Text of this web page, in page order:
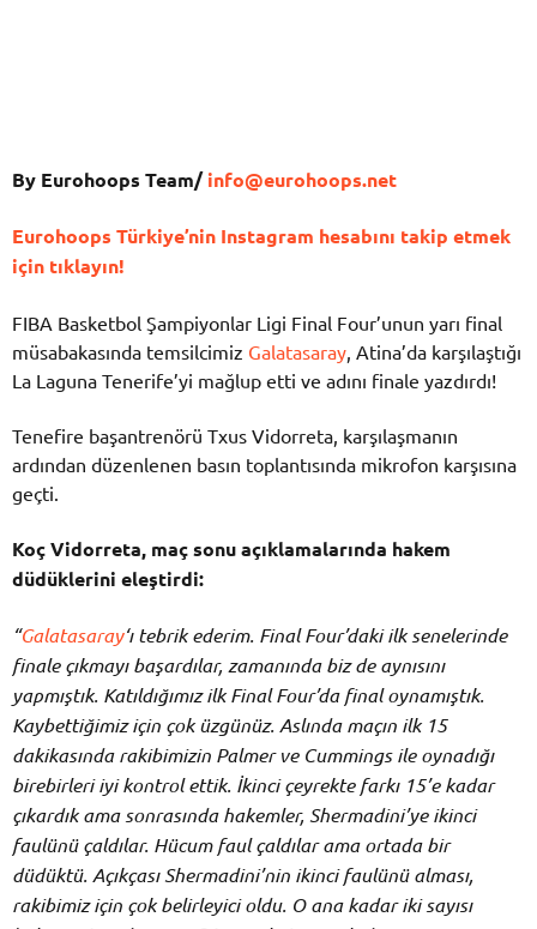
By Eurohoops Team/info@eurohoops.net
Eurohoops Türkiye’nin Instagram hesabını takip etmek
için tıklayın!
FIBA Basketbol Şampiyonlar Ligi Final Four’unun yarı final
müsabakasında temsilcimiz Galatasaray , Atina’da karşılaştığı
La Laguna Tenerife’yi mağlup etti ve adını finale yazdırdı!
Tenefire başantrenörü Txus Vidorreta, karşılaşmanın
ardından düzenlenen basın toplantısında mikrofon karşısına
geçti.
Koç Vidorreta, maç sonu açıklamalarında hakem
düdüklerini eleştirdi:
“Galatasaray‘ı tebrik ederim. Final Four’daki ilk senelerinde
finale çıkmayı başardılar, zamanında biz de aynısını
yapmıştık. Katıldığımız ilk Final Four’da final oynamıştık.
Kaybettiğimiz için çok üzgünüz. Aslında maçın ilk 15
dakikasında rakibimizin Palmer ve Cummings ile oynadığı
birebirleri iyi kontrol ettik. İkinci çeyrekte farkı 15’e kadar
çıkardık ama sonrasında hakemler, Shermadini’ye ikinci
faulünü çaldılar. Hücum faul çaldılar ama ortada bir
düdüktü. Açıkçası Shermadini’nin ikinci faulünü alması,
rakibimiz için çok belirleyici oldu. O ana kadar iki sayısı